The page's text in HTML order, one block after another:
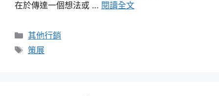
在於傳達一個想法或 … 閱讀全文
分
類
其他行銷
標
策展